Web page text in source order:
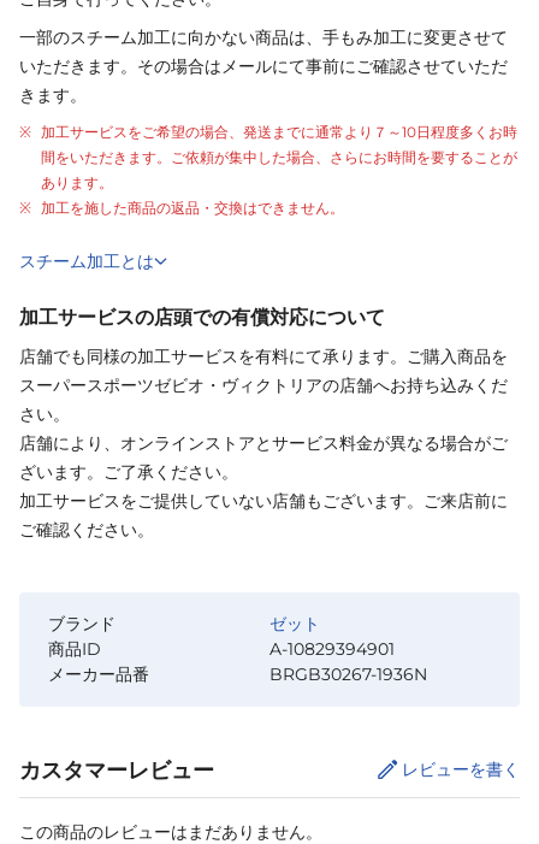
一部のスチーム加工に向かない商品は、手もみ加工に変更させて
いただきます。その場合はメールにて事前にご確認させていただ
きます。
加工サービスをご希望の場合、発送までに通常より ７～10日程度多くお時
間をいただきます。ご依頼が集中した場合、さらにお時間を要することが
あります。
加工を施した商品の返品・交換はできません。
スチーム加工とは
加工サービスの店頭での有償対応について
店舗でも同様の加工サービスを有料にて承ります。ご購入商品を
スーパースポーツゼビオ・ヴィクトリアの店舗へお持ち込みくだ
さい。
店舗により、オンラインストアとサービス料金が異なる場合がご
ざいます。ご了承ください。
加工サービスをご提供していない店舗もございます。ご来店前に
ご確認ください。
ブランド
ゼット
商品ID
A-10829394901
メーカー品番
BRGB30267-1936N
カスタマーレビュー レビューを書く
この商品のレビューはまだありません。